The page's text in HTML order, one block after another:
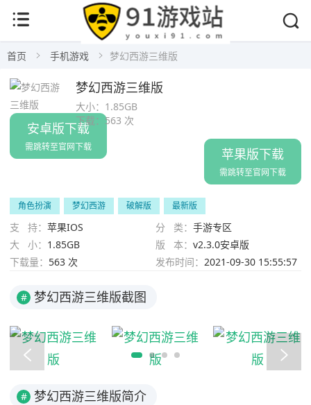
首页 手机游戏 梦幻西游三维版
苹果版下载
需跳转至官网下载
安卓版下载
需跳转至官网下载
大小： 1.85GB
下载： 563 次
梦幻西游三维版
角色扮演 梦幻西游 破解版 最新版
支 持： 苹果IOS 分 类： 手游专区
大 小： 1.85GB 版 本： v2.3.0安卓版
下载量： 563 次 发布时间： 2021-09-30 15:55:57
# 梦幻西游三维版截图
# 梦幻西游三维版简介